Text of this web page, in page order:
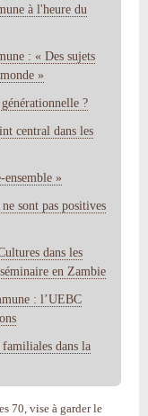
à l'heure du
: « Des sujets
»
?
central dans les
»
sont pas positives
dans les
en Zambie
: l’UEBC
dans la
70, vise à garder le